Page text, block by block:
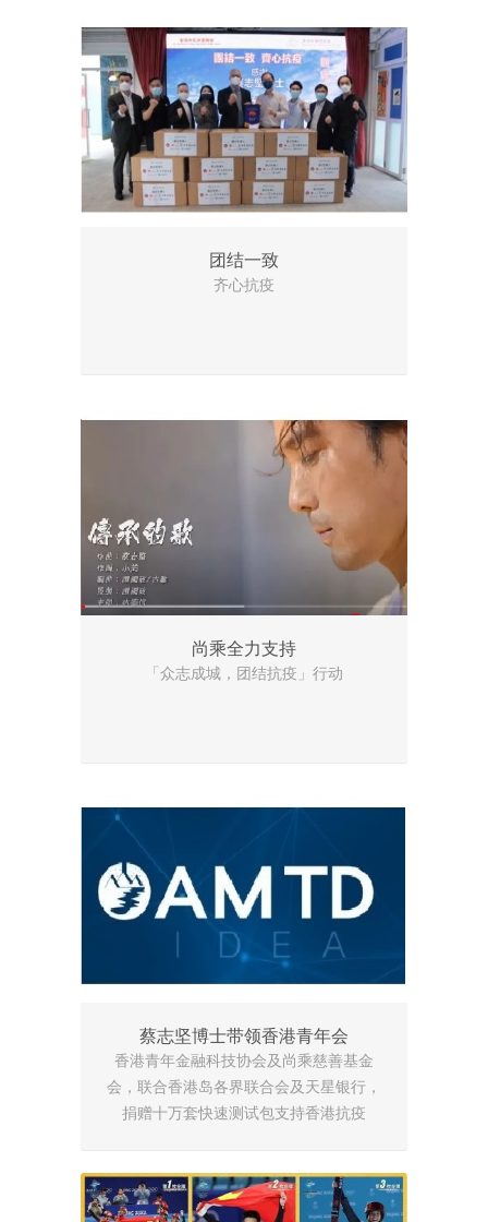
团结一致
齐心抗疫
尚乘全力支持
「众志成城，团结抗疫」行动
蔡志坚博士带领香港青年会
香港青年金融科技协会及尚乘慈善基金
会，联合香港岛各界联合会及天星银行，
捐赠十万套快速测试包支持香港抗疫